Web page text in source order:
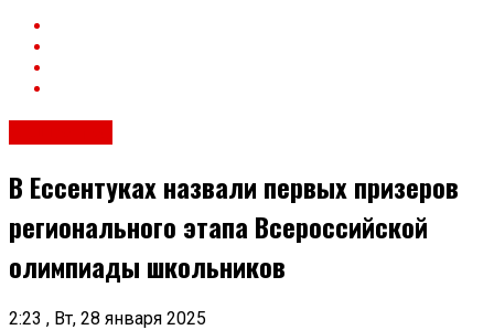
В Ессентуках назвали первых призеров
регионального этапа Всероссийской
олимпиады школьников
2:23 , Вт, 28 января 2025